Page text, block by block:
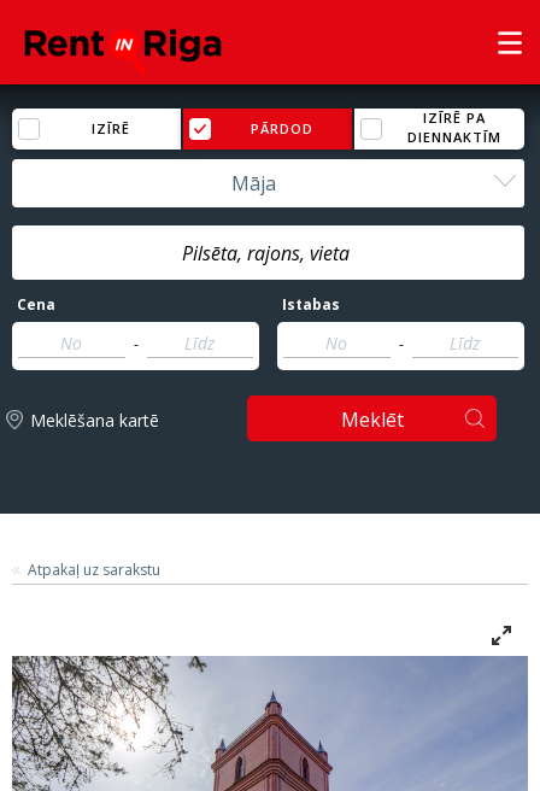
IZĪRĒ PĀRDOD
IZĪRĒ PA
DIENNAKTĪM
Māja
Cena
-
Istabas
-
Meklēšana kartē Meklēt
Atpakaļ uz sarakstu